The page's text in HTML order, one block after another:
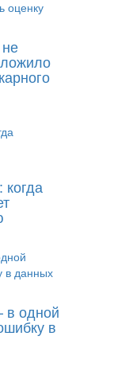
когда
в одной
в